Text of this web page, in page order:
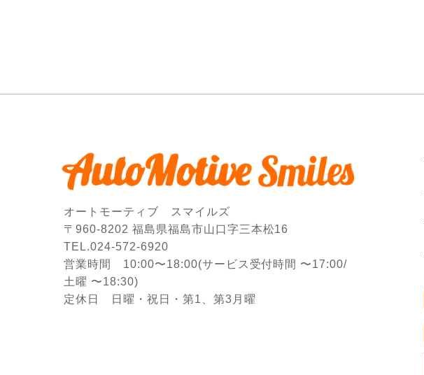
オートモーティブ スマイルズ
〒960-8202 福島県福島市山口字三本松16
TEL.024-572-6920
営業時間 10:00〜18:00(サービス受付時間 〜17:00/
土曜 〜18:30)
定休日 日曜・祝日・第1、第3月曜